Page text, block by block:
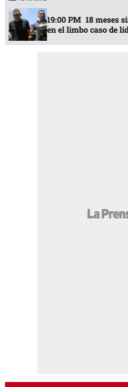
19:00 PM 18 meses
en el limbo caso de